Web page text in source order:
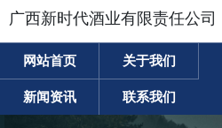
广西新时代酒业有限责任公司
网站首页 关于我们
新闻资讯 联系我们